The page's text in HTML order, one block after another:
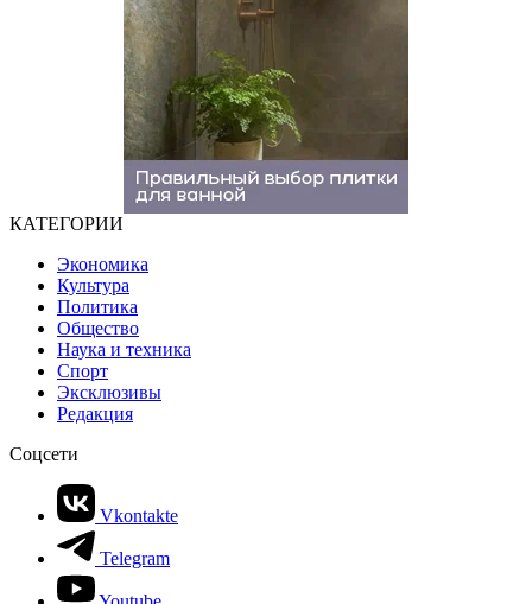
КАТЕГОРИИ
Экономика
Культура
Политика
Общество
Наука и техника
Спорт
Эксклюзивы
Редакция
Соцсети
Vkontakte
Telegram